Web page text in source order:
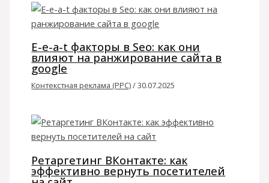
E-e-a-t факторы в Seo: как они
влияют на ранжирование сайта в
google
Контекстная реклама (PPC)/30.07.2025
Ретаргетинг ВКонтакте: как
эффективно вернуть посетителей